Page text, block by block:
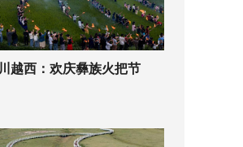
越西：欢庆彝族火把节